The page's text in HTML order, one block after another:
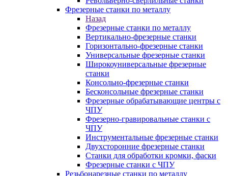
Фрезерные станки по металлу
Назад
Фрезерные станки по металлу
Вертикально-фрезерные станки
Горизонтально-фрезерные станки
Универсальные фрезерные станки
Широкоуниверсальные фрезерные
станки
Консольно-фрезерные станки
Бесконсольные фрезерные станки
Фрезерные обрабатывающие центры с
ЧПУ
Фрезерно-гравировальные станки с
ЧПУ
Инструментальные фрезерные станки
Двухсторонние фрезерные станки
Станки для обработки кромки, фаски
Фрезерные станки с ЧПУ
Резьбонарезные станки по металлу